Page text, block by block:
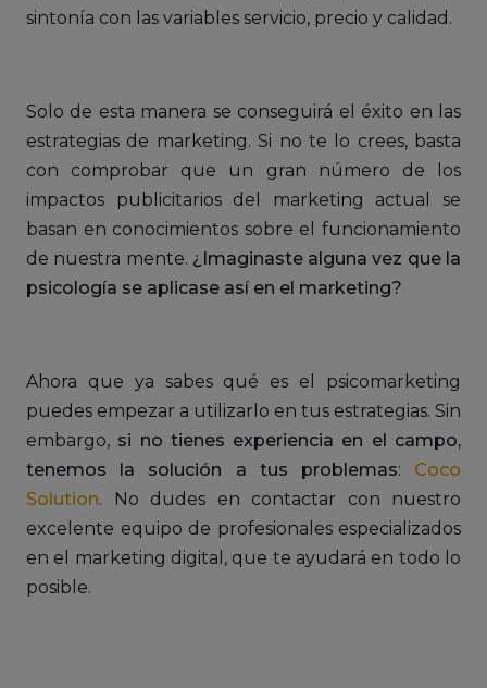
sintonía con las variables servicio, precio y calidad.
Solo de esta manera se conseguirá el éxito en las
estrategias de marketing. Si no te lo crees, basta
con comprobar que un gran número de los
impactos publicitarios del marketing actual se
basan en conocimientos sobre el funcionamiento
de nuestra mente. ¿Imaginaste alguna vez que la
psicología se aplicase así en el marketing?
Ahora que ya sabes qué es el psicomarketing
puedes empezar a utilizarlo en tus estrategias. Sin
embargo, si no tienes experiencia en el campo,
tenemos la solución a tus problemas: Coco
Solution. No dudes en contactar con nuestro
excelente equipo de profesionales especializados
en el marketing digital, que te ayudará en todo lo
posible.